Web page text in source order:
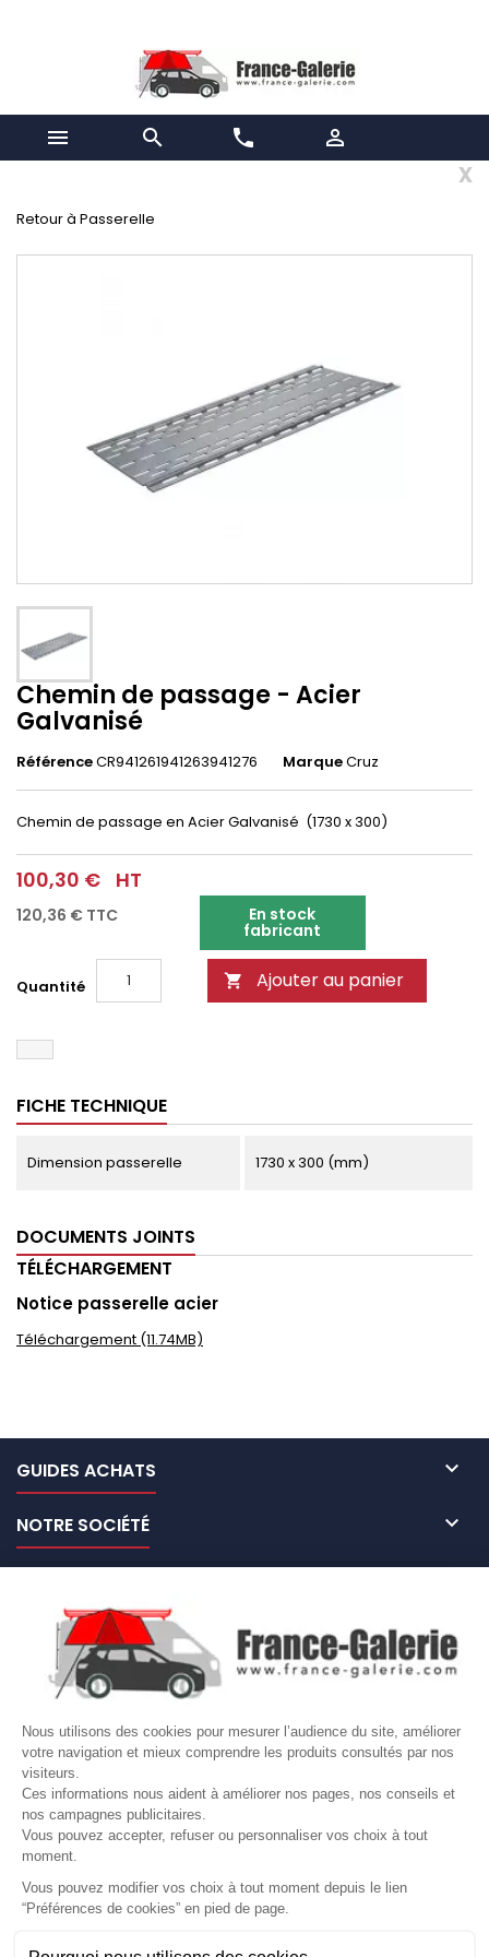
Nous utilisons des cookies pour mesurer l’audience du site, améliorer
votre navigation et mieux comprendre les produits consultés par nos
visiteurs.
Ces informations nous aident à améliorer nos pages, nos conseils et
nos campagnes publicitaires.
Vous pouvez accepter, refuser ou personnaliser vos choix à tout
moment.
Vous pouvez modifier vos choix à tout moment depuis le lien
“Préférences de cookies” en pied de page.
Gérer mes cookies
  phone 
x
Retour à Passerelle
Chemin de passage - Acier
Galvanisé
RéférenceCR941261941263941276 MarqueCruz
Chemin de passage en Acier Galvanisé (1730 x 300)
100,30 € HT
120,36 € TTC En stock
fabricant
Quantité  Ajouter au panier
FICHE TECHNIQUE
Dimension passerelle 1730 x 300 (mm)
DOCUMENTS JOINTS
TÉLÉCHARGEMENT
Notice passerelle acier
Téléchargement (11.74MB)
GUIDES ACHATS 
NOTRE SOCIÉTÉ 
VOTRE COMPTE 
Site protégé par reCAPTCHA.
LETTRE D'INFORMATIONS